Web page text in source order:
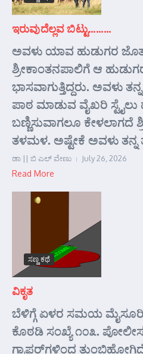
ಇರುವುದೆಲ್ಲವ ಬಿಟ್ಟು………
ಅವಳು ಯಾವ ಹುಡುಗರ
ಶ್ರೀಕಾಂತನಪಾಲಿಗೆ ಆ
ಭಾಸವಾಗುತ್ತಿದ್ದರು. ಅವಳು
ಪಾಠ ಮಾಡುವ ವೈಖರಿ ಸ್ಟೈಲು
ಬಣ್ಣಿಸುವಾಗಲೂ ಕೇಳಲಾಗದೆ
ತಳಮಳ. ಅಷ್ಟೇಕೆ ಅವಳು ತನ್ನ
ಡಾ || ಬಿ ಎಲ್ ವೇಣು July 26, 2026
Read More
ಸಣ್ಣ ಕಥೆ
ವಿಕೃತ
ಬೆಳಿಗ್ಗೆ ಏಳರ ಸಮಯ
ಕೊಠಡಿ ಸಂಖ್ಯೆ ೧೦೩.
ಗ್ರಾಫರ್‌ಗಳಿಂದ